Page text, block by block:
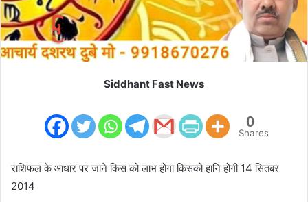
Siddhant Fast News
0
Shares
राशिफल के आधार पर जाने किस को लाभ होगा किसको हानि होगी 14 सितंबर
2014